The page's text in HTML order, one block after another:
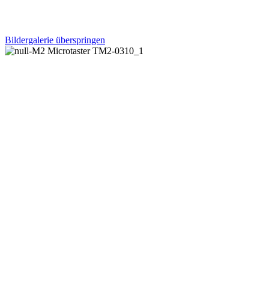
Bildergalerie überspringen